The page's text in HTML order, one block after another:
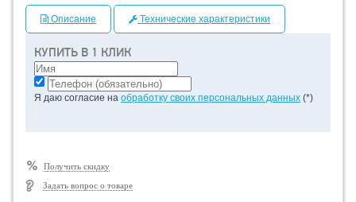
КУПИТЬ В 1 КЛИК
Я даю согласие на обработку своих персональных данных (*)
Получить скидку
Задать вопрос о товаре
Описание Технические характеристики